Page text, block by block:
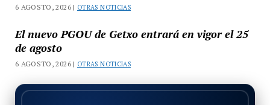
6 AGOSTO, 2026 | OTRAS NOTICIAS
El nuevo PGOU de Getxo entrará en vigor el 25
de agosto
6 AGOSTO, 2026 | OTRAS NOTICIAS